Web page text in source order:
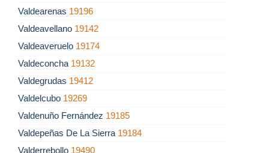
Valdearenas 19196
Valdeavellano 19142
Valdeaveruelo 19174
Valdeconcha 19132
Valdegrudas 19412
Valdelcubo 19269
Valdenuño Fernández 19185
Valdepeñas De La Sierra 19184
Valderrebollo 19490